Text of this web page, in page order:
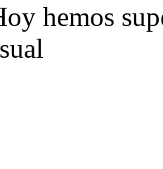
hemos